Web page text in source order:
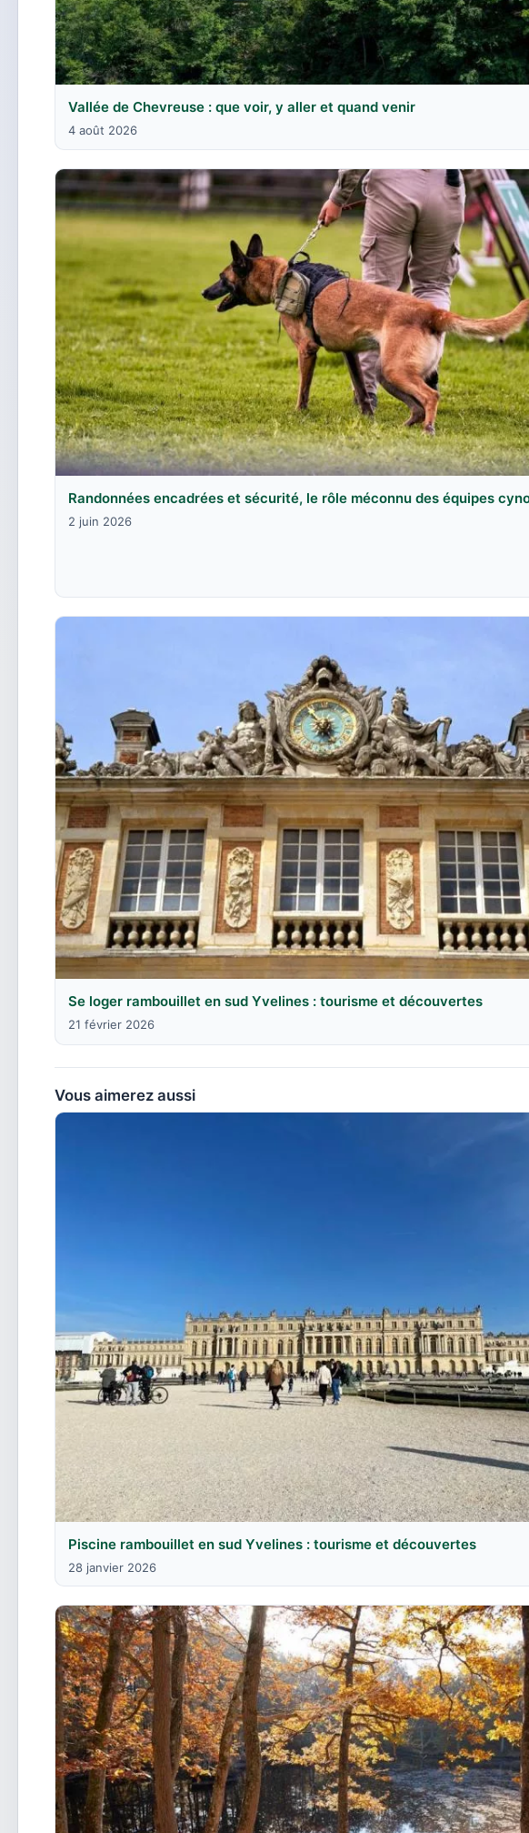
Vallée de Chevreuse : que voir, y aller et quand venir
4 août 2026
Randonnées encadrées et sécurité, le rôle méconnu des équipes
2 juin 2026
Se loger rambouillet en sud Yvelines : tourisme et découvertes
21 février 2026
Vous aimerez aussi
Piscine rambouillet en sud Yvelines : tourisme et découvertes
28 janvier 2026